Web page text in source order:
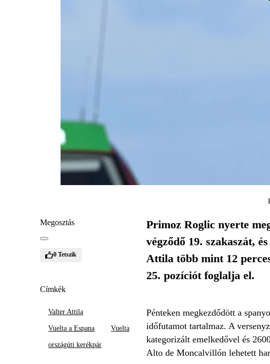
Megosztás
0 Tetszik
Címkék
Valter Attila
Vuelta a Espana Vuelta
országúti kerékpár
Primoz Roglic nyerte
végződő 19. szakaszát,
Attila több mint 12
25. pozíciót foglalja el.
Pénteken megkezdődött a
időfutamot tartalmaz. A
kategorizált emelkedővel és
Alto de Moncalvillón lehetett